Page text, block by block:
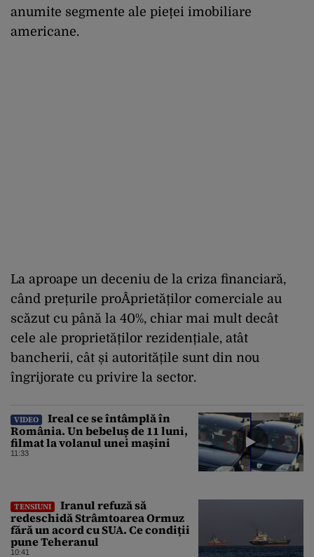
anumite segmente ale pieței imobiliare
americane.
La aproape un deceniu de la criza financiară,
când prețurile proÂ­prietăților comerciale au
scăzut cu până la 40%, chiar mai mult decât
cele ale proprietăților rezidențiale, atât
bancherii, cât și autoritățile sunt din nou
îngrijorate cu privire la sector.
VIDEO
Ireal ce se întâmplă în
România. Un bebeluș de 11 luni,
filmat la volanul unei mașini
11:33
TENSIUNI
Iranul refuză să
redeschidă Strâmtoarea Ormuz
fără un acord cu SUA. Ce condiții
pune Teheranul
10:41